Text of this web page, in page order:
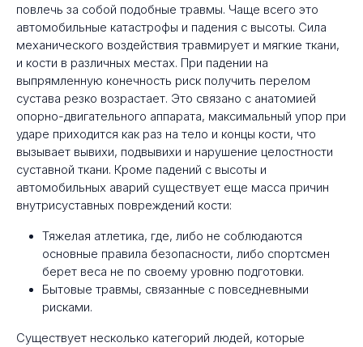
повлечь за собой подобные травмы. Чаще всего это
автомобильные катастрофы и падения с высоты. Сила
механического воздействия травмирует и мягкие ткани,
и кости в различных местах. При падении на
выпрямленную конечность риск получить перелом
сустава резко возрастает. Это связано с анатомией
опорно-двигательного аппарата, максимальный упор при
ударе приходится как раз на тело и концы кости, что
вызывает вывихи, подвывихи и нарушение целостности
суставной ткани. Кроме падений с высоты и
автомобильных аварий существует еще масса причин
внутрисуставных повреждений кости:
Тяжелая атлетика, где, либо не соблюдаются
основные правила безопасности, либо спортсмен
берет веса не по своему уровню подготовки.
Бытовые травмы, связанные с повседневными
рисками.
Существует несколько категорий людей, которые